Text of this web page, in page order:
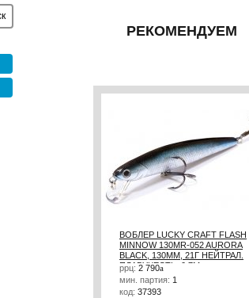
РЕКОМЕНДУЕМ
ВОБЛЕР LUCKY CRAFT FLASH
MINNOW 130MR-052 AURORA
BLACK, 130ММ, 21Г НЕЙТРАЛ.
ПЛАВУЧЕСТЬ, 0.7М
ррц: 2 790a
мин. партия: 1
код: 37393